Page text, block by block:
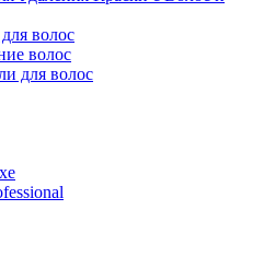
волос
волос
для волос